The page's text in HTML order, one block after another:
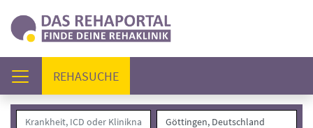
REHASUCHE(AKTUELL)